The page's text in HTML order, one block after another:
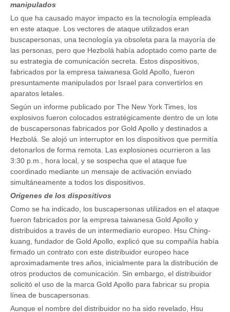
manipulados
Lo que ha causado mayor impacto es la tecnología empleada
en este ataque. Los vectores de ataque utilizados eran
buscapersonas, una tecnología ya obsoleta para la mayoría de
las personas, pero que Hezbolá había adoptado como parte de
su estrategia de comunicación secreta. Estos dispositivos,
fabricados por la empresa taiwanesa Gold Apollo, fueron
presuntamente manipulados por Israel para convertirlos en
aparatos letales.
Según un informe publicado por The New York Times, los
explosivos fueron colocados estratégicamente dentro de un lote
de buscapersonas fabricados por Gold Apollo y destinados a
Hezbolá. Se alojó un interruptor en los dispositivos que permitía
detonarlos de forma remota. Las explosiones ocurrieron a las
3:30 p.m., hora local, y se sospecha que el ataque fue
coordinado mediante un mensaje de activación enviado
simultáneamente a todos los dispositivos.
Orígenes de los dispositivos
Como se ha indicado, los buscapersonas utilizados en el ataque
fueron fabricados por la empresa taiwanesa Gold Apollo y
distribuidos a través de un intermediario europeo. Hsu Ching-
kuang, fundador de Gold Apollo, explicó que su compañía había
firmado un contrato con este distribuidor europeo hace
aproximadamente tres años, inicialmente para la distribución de
otros productos de comunicación. Sin embargo, el distribuidor
solicitó el uso de la marca Gold Apollo para fabricar su propia
línea de buscapersonas.
Aunque el nombre del distribuidor no ha sido revelado, Hsu